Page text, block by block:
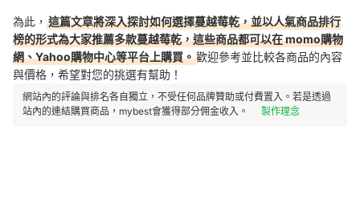
為此， 這篇文章將深入探討如何選擇蔓越莓乾，並以人氣商品排行
榜的形式為大家推薦多款蔓越莓乾，這些商品都可以在 momo購物
網、Yahoo購物中心等平台上購買。歡迎參考並比較各商品的內容
與價格，希望對您的挑選有幫助！
網站內的評論與排名各自獨立，不受任何品牌贊助或付費置入。若是透過
站內的連結購買商品，mybest會獲得部分佣金收入。
製作理念